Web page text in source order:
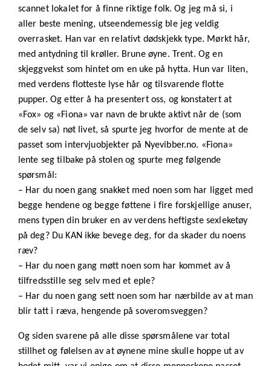
scannet lokalet for å finne riktige folk. Og jeg må si, i
aller beste mening, utseendemessig ble jeg veldig
overrasket. Han var en relativt dødskjekk type. Mørkt hår,
med antydning til krøller. Brune øyne. Trent. Og en
skjeggvekst som hintet om en uke på hytta. Hun var liten,
med verdens flotteste lyse hår og tilsvarende flotte
pupper. Og etter å ha presentert oss, og konstatert at
«Fox» og «Fiona» var navn de brukte aktivt når de (som
de selv sa) nøt livet, så spurte jeg hvorfor de mente at de
passet som intervjuobjekter på Nyevibber.no. «Fiona»
lente seg tilbake på stolen og spurte meg følgende
spørsmål:
– Har du noen gang snakket med noen som har ligget med
begge hendene og begge føttene i fire forskjellige anuser,
mens typen din bruker en av verdens heftigste sexleketøy
på deg? Du KAN ikke bevege deg, for da skader du noens
ræv?
– Har du noen gang møtt noen som har kommet av å
tilfredsstille seg selv med et eple?
– Har du noen gang sett noen som har nærbilde av at man
blir tatt i ræva, hengende på soveromsveggen?
Og siden svarene på alle disse spørsmålene var total
stillhet og følelsen av at øynene mine skulle hoppe ut av